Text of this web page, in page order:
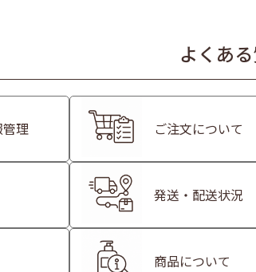
よくあ
理 ご注文について
発送・配送状況
商品について